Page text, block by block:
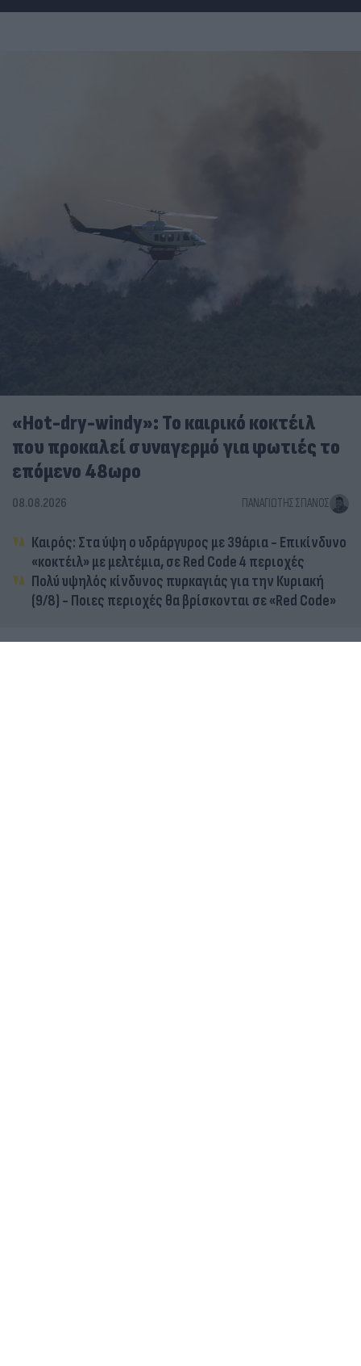
«Hot-dry-windy»: Το καιρικό κοκτέιλ
που προκαλεί συναγερμό για φωτιές το
επόμενο 48ωρο
08.08.2026 ΠΑΝΑΓΙΏΤΗΣ ΣΠΑΝΌΣ
Καιρός: Στα ύψη ο υδράργυρος με 39άρια - Επικίνδυνο
«κοκτέιλ» με μελτέμια, σε Red Code 4 περιοχές
Πολύ υψηλός κίνδυνος πυρκαγιάς για την Κυριακή
(9/8) - Ποιες περιοχές θα βρίσκονται σε «Red Code»